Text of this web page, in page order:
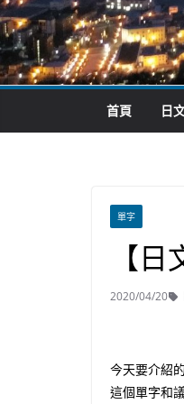
首頁 日
單字
【
2020/04/20
今天要介紹
這個單字和